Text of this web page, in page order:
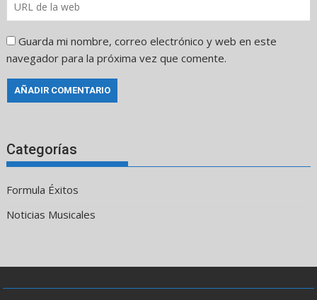
Guarda mi nombre, correo electrónico y web en este
navegador para la próxima vez que comente.
Categorías
Formula Éxitos
Noticias Musicales